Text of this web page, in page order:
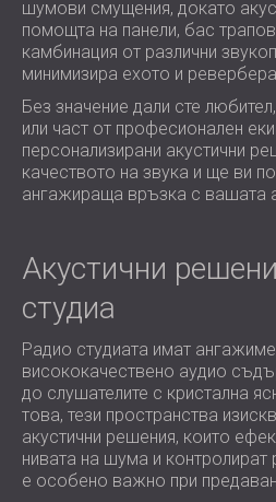
шумови смущения, докато
помощта на панели, бас
камбинация от различни
минимизира ехото и
Без значение дали сте
или част от професионален
персонализирани акустични
качеството на звука и ще ви
ангажираща връзка с вашата
Акустични
студиа
Радио студиата имат
висококачествено аудио
до слушателите с кристална
това, тези пространства
акустични решения, които
нивата на шума и контролират
е особено важно при